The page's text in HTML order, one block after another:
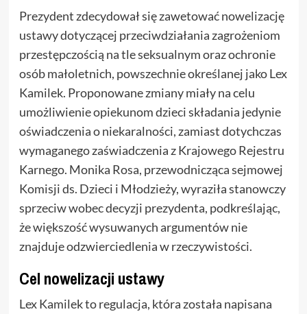
Prezydent zdecydował się zawetować nowelizację
ustawy dotyczącej przeciwdziałania zagrożeniom
przestępczością na tle seksualnym oraz ochronie
osób małoletnich, powszechnie określanej jako Lex
Kamilek. Proponowane zmiany miały na celu
umożliwienie opiekunom dzieci składania jedynie
oświadczenia o niekaralności, zamiast dotychczas
wymaganego zaświadczenia z Krajowego Rejestru
Karnego. Monika Rosa, przewodnicząca sejmowej
Komisji ds. Dzieci i Młodzieży, wyraziła stanowczy
sprzeciw wobec decyzji prezydenta, podkreślając,
że większość wysuwanych argumentów nie
znajduje odzwierciedlenia w rzeczywistości.
Cel nowelizacji ustawy
Lex Kamilek to regulacja, która została napisana